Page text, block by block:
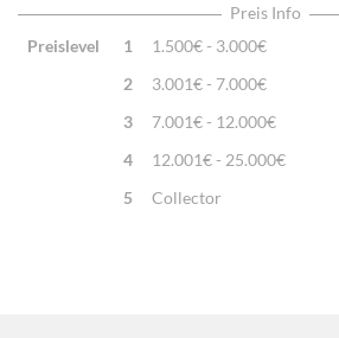
Preis Info
Preislevel
1
1.500€ - 3.000€
2
3.001€ - 7.000€
3
7.001€ - 12.000€
4
12.001€ - 25.000€
5
Collector